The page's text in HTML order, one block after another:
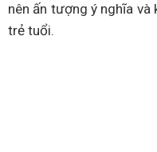
nên ấn tượng ý nghĩa
trẻ tuổi.